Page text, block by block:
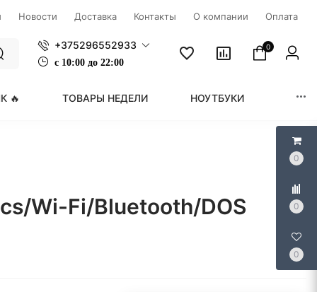
0
0
0
Новости Доставка Контакты О компании Оплата
+375296552933
с 1 0:00 до 22:00
0
🔥 ТОВАРЫ НЕДЕЛИ НОУТБУКИ
Wi-Fi/Bluetooth/DOS